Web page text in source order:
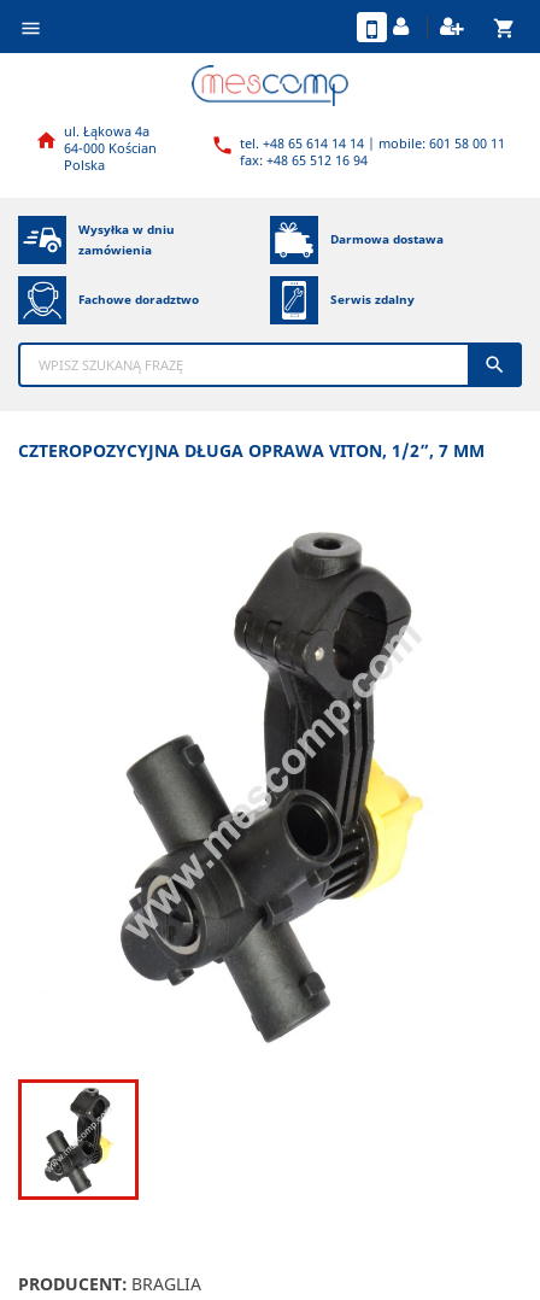
 shopping_cart
 ul. Łąkowa 4a
64-000 Kościan
Polska
 tel. +48 65 614 14 14 | mobile: 601 58 00 11
fax: +48 65 512 16 94
Wysyłka w dniu
zamówienia
Darmowa dostawa
Fachowe doradztwo Serwis zdalny

CZTEROPOZYCYJNA DŁUGA OPRAWA VITON, 1/2”, 7 MM
PRODUCENT: BRAGLIA